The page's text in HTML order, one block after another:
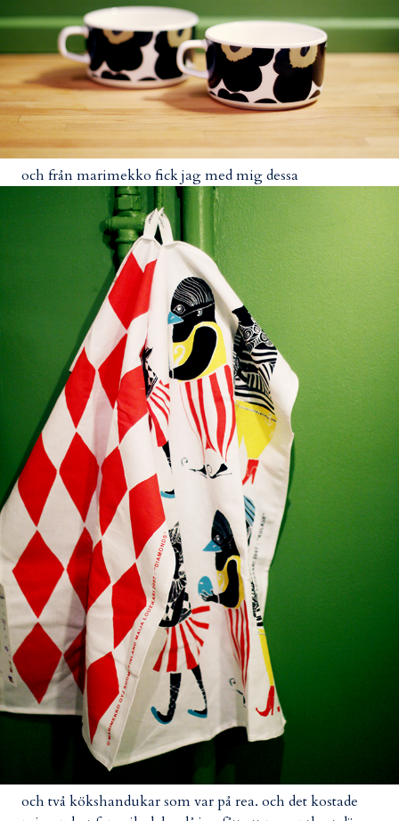
och från marimekko fick jag med mig dessa
och två kökshandukar som var på rea. och det kostade